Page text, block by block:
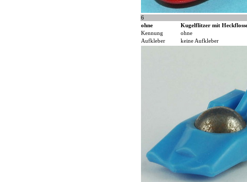
6
ohne
Kugelflitzer mit
Kennung
ohne
Aufkleber
keine Aufkleber